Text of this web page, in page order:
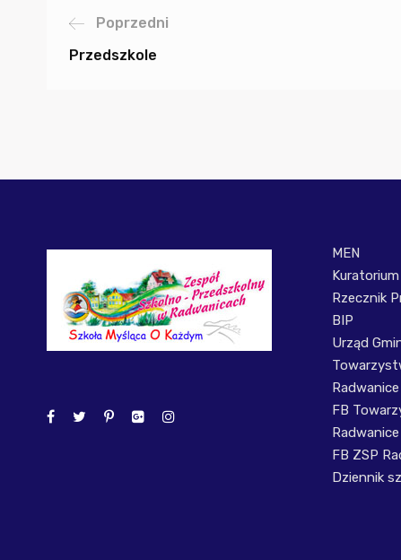
Poprzedni
Przedszkole
MEN
Rzecznik
BIP
Urząd
Radwanice
FB
Radwanice
FB ZSP
Dziennik